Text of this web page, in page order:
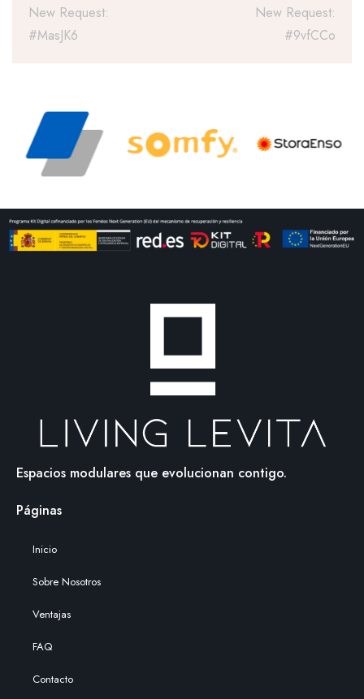
New Request:
#MasJK6
New Request:
#9vfCCo
Espacios modulares que evolucionan contigo.
Páginas
Inicio
Sobre Nosotros
Ventajas
FAQ
Contacto